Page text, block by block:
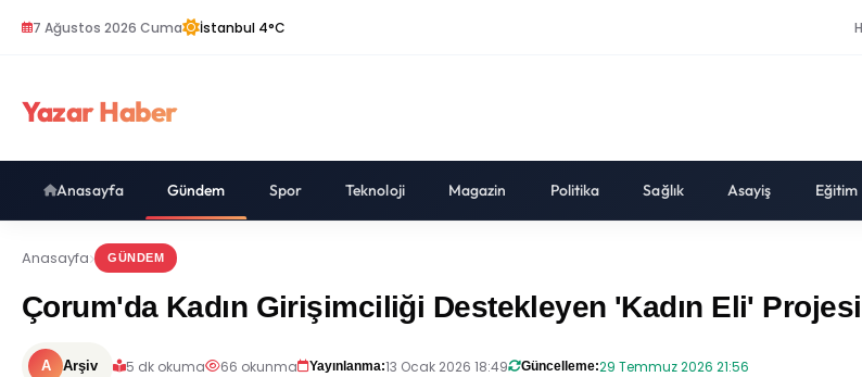
7 Ağustos 2026 Cuma İstanbul 4°C
Yazar Haber
Anasayfa Gündem Spor Teknoloji Magazin Politika Sağlık Asayiş Eğitim
Anasayfa GÜNDEM
Çorum'da Kadın Girişimciliği Destekleyen 'Kadın Eli'
A Arşiv 5 dk okuma 66 okunma Yayınlanma:13 Ocak 2026 18:49 Güncelleme:29 Temmuz 2026 21:56